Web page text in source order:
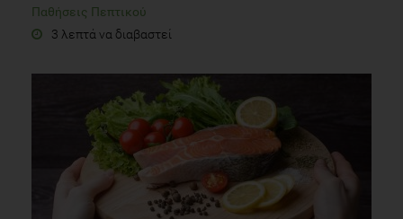
Παθήσεις Πεπτικού
3 λεπτά να διαβαστεί